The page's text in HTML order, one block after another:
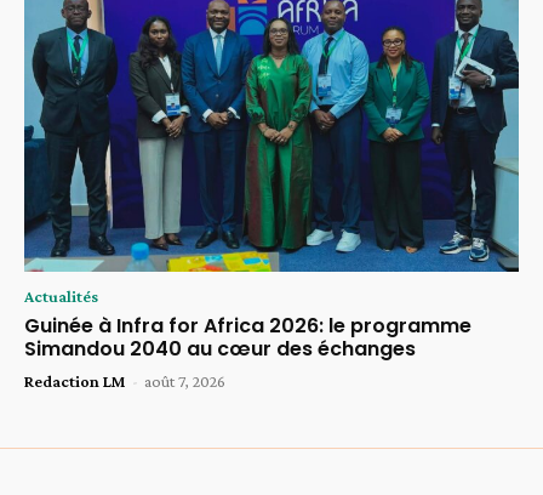
Actualités
Guinée à Infra for Africa 2026: le programme
Simandou 2040 au cœur des échanges
Redaction LM - août 7, 2026